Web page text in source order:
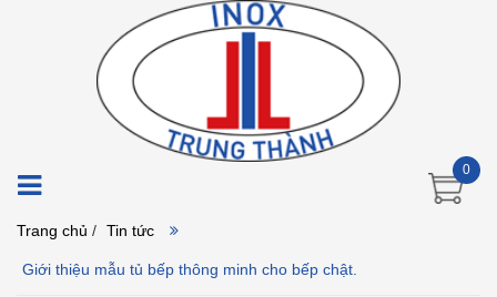
0
Trang chủ / Tin tức
Giới thiệu mẫu tủ bếp thông minh cho bếp chật.